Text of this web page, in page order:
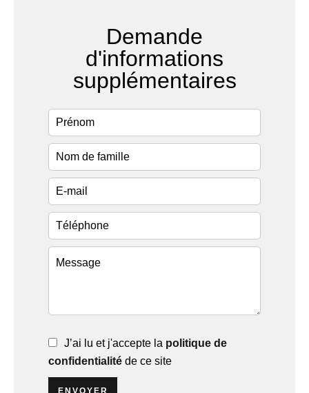
Demande
d'informations
supplémentaires
J’ai lu et j'accepte la politique de
confidentialité de ce site
ENVOYER